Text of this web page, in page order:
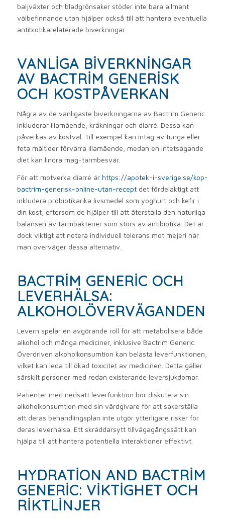
baljväxter och bladgrönsaker stöder inte bara allmänt
välbefinnande utan hjälper också till att hantera eventuella
antibiotikarelaterade biverkningar.
VANLIGA BIVERKNINGAR
AV BACTRIM GENERISK
OCH KOSTPÅVERKAN
Några av de vanligaste biverkningarna av Bactrim Generic
inkluderar illamående, kräkningar och diarré. Dessa kan
påverkas av kostval. Till exempel kan intag av tunga eller
feta måltider förvärra illamående, medan en intetsägande
diet kan lindra mag-tarmbesvär.
För att motverka diarré är https://apotek-i-sverige.se/kop-
bactrim-generisk-online-utan-receptdet fördelaktigt att
inkludera probiotikarika livsmedel som yoghurt och kefir i
din kost, eftersom de hjälper till att återställa den naturliga
balansen av tarmbakterier som störs av antibiotika. Det är
dock viktigt att notera individuell tolerans mot mejeri när
man överväger dessa alternativ.
BACTRIM GENERIC OCH
LEVERHÄLSA:
ALKOHOLÖVERVÄGANDEN
Levern spelar en avgörande roll för att metabolisera både
alkohol och många mediciner, inklusive Bactrim Generic.
Överdriven alkoholkonsumtion kan belasta leverfunktionen,
vilket kan leda till ökad toxicitet av medicinen. Detta gäller
särskilt personer med redan existerande leversjukdomar.
Patienter med nedsatt leverfunktion bör diskutera sin
alkoholkonsumtion med sin vårdgivare för att säkerställa
att deras behandlingsplan inte utgör ytterligare risker för
deras leverhälsa. Ett skräddarsytt tillvägagångssätt kan
hjälpa till att hantera potentiella interaktioner effektivt.
HYDRATION AND BACTRIM
GENERIC: VIKTIGHET OCH
RIKTLINJER